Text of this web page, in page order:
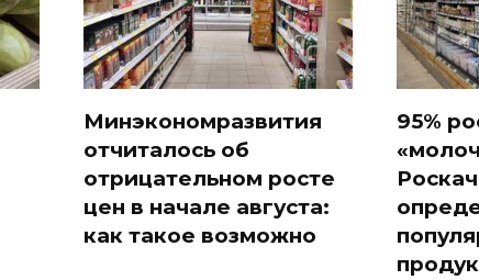
Минэкономразвития
отчиталось об
отрицательном росте
цен в начале августа:
как такое возможно
95%